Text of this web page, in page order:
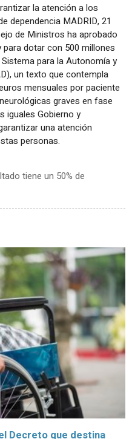
la atención a los
dependencia MADRID, 21
de Ministros ha aprobado
dotar con 500 millones
para la Autonomía y
un texto que contempla
mensuales por paciente
graves en fase
iguales Gobierno y
una atención
personas.
tiene un 50% de
Decreto que destina